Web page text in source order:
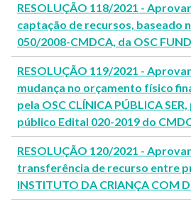
RESOLUÇÃO 118/2021 -
captação de recursos, baseado
050/2008-CMDCA, da OSC
RESOLUÇÃO 119/2021 -
mudança no orçamento físico
pela OSC CLÍNICA PÚBLICA
público Edital 020-2019 do
RESOLUÇÃO 120/2021 -
transferência de recurso entre
INSTITUTO DA CRIANÇA COM